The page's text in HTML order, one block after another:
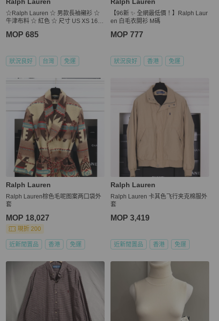
☆Ralph Lauren ☆ 男款長袖襯衫 ☆
牛津布料 ☆ 紅色 ☆ 尺寸 US XS 165/
MOP 685
狀況良好 台灣 免運
【96新 ✨ 全網最低價！】Ralph Laur
en 白毛衣開衫 M碼
MOP 777
狀況良好 香港 免運
Ralph Lauren
Ralph Lauren棕色毛呢图案两口袋外
套
MOP 18,027
現折 200
近新閒置品 香港 免運
Ralph Lauren
Ralph Lauren 卡其色飞行夹克棉服外
套
MOP 3,419
近新閒置品 香港 免運